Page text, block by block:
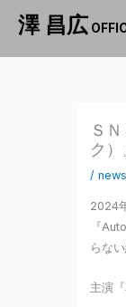
澤 昌広
Ｓ
ク
/ news
2024
『
らな
主演